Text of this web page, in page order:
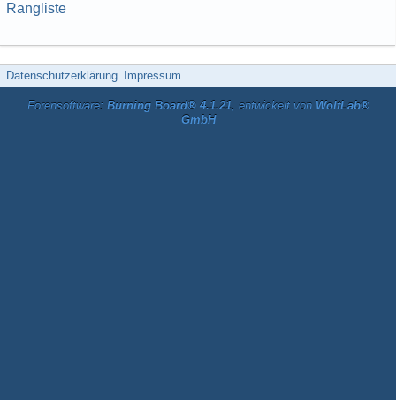
Rangliste
Datenschutzerklärung Impressum
Forensoftware: Burning Board® 4.1.21, entwickelt von WoltLab®
GmbH